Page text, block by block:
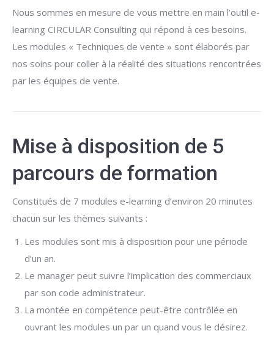
Nous sommes en mesure de vous mettre en main l’outil e-
learning CIRCULAR Consulting qui répond à ces besoins.
Les modules « Techniques de vente » sont élaborés par
nos soins pour coller à la réalité des situations rencontrées
par les équipes de vente.
Mise à disposition de 5
parcours de formation
Constitués de 7 modules e-learning d’environ 20 minutes
chacun sur les thèmes suivants :
Les modules sont mis à disposition pour une période
d’un an.
Le manager peut suivre l’implication des commerciaux
par son code administrateur.
La montée en compétence peut-être contrôlée en
ouvrant les modules un par un quand vous le désirez.